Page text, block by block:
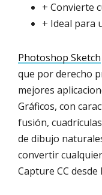
+ Convierte
+ Ideal para
Photoshop Sketch
que por derecho
mejores
Gráficos, con
fusión,
de dibujo
convertir
Capture CC desde